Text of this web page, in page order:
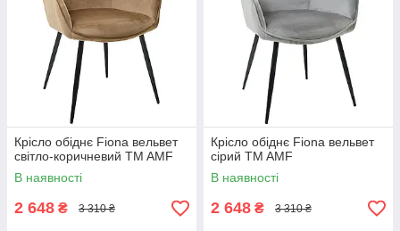
Крісло обіднє Fiona вельвет
світло-коричневий TM AMF
В наявності
2 648 ₴ 3 310 ₴
Крісло обіднє Fiona вельвет
сірий TM AMF
В наявності
2 648 ₴ 3 310 ₴